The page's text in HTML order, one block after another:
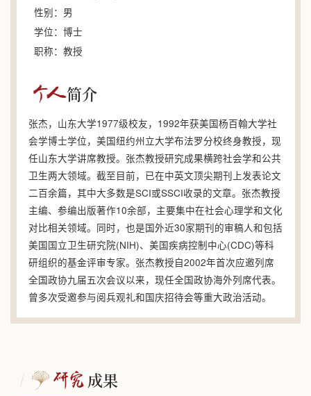
性别：男
学位：博士
职称：教授
个人简介
张杰，山东大学1977级校友，1992年获美国杨百翰大学社
会学博士学位，美国纽约州立大学布法罗分校终身教授，现
任山东大学讲席教授。张杰教授研究成果横跨社会学和公共
卫生两大领域。截至目前，已在中英文顶尖期刊上发表论文
二百余篇，其中大多数是SCI或SSCI收录的文章。张杰教授
主编、参编出版著作10余部，主要集中在社会心理学和文化
对比相关领域。同时，也是国外近30家期刊的审稿人和包括
美国国立卫生研究院(NIH)、美国疾病控制中心(CDC)等科
研组织的基金评审专家。张杰教授自2002年首次应邀列席
全国政协九届五次会议以来，现任全国政协海外列席代表。
曾多次受邀参与阅兵观礼和国庆招待会等重大政治活动。
研究 成果